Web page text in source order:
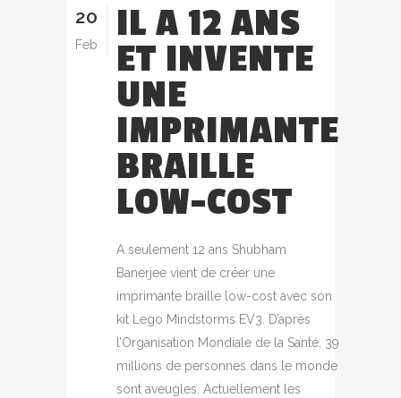
20
Feb
IL A 12 ANS
ET INVENTE
UNE
IMPRIMANTE
BRAILLE
LOW-COST
A seulement 12 ans Shubham
Banerjee vient de créer une
imprimante braille low-cost avec son
kit Lego Mindstorms EV3. D’après
l’Organisation Mondiale de la Santé, 39
millions de personnes dans le monde
sont aveugles. Actuellement les